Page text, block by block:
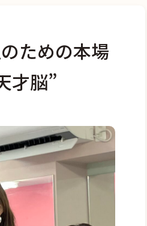
ための本場
才脳”